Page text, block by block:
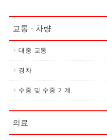
교통 · 차량
대중 교통
경차
수중 및 수중 기계
의료